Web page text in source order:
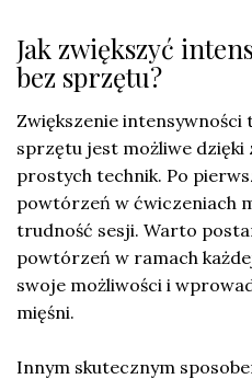
Jak zwiększyć
bez sprzętu?
Zwiększenie intensywności
sprzętu jest możliwe dzięki
prostych technik. Po
powtórzeń w ćwiczeniach
trudność sesji. Warto
powtórzeń w ramach
swoje możliwości i
mięśni.
Innym skutecznym